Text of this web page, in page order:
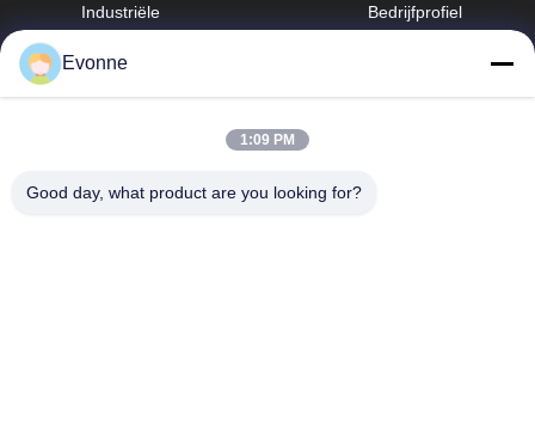
Industriële
stofafzuigsysteem
Industriële
8188867
Bedrijfprofiel
Evonne
1:09 PM
Good day, what product are you looking for?